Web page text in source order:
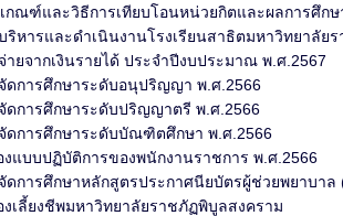
กณฑ์และวิธีการเทียบโอนหน่วยกิตและผลการศึกษ
ริหารและดำเนินงานโรงเรียนสาธิตมหาวิทยาลัย
ยจากเงินรายได้ ประจำปีงบประมาณ พ.ศ.2567
ดการศึกษาระดับอนุปริญญา พ.ศ.2566
ดการศึกษาระดับปริญญาตรี พ.ศ.2566
ดการศึกษาระดับบัณฑิตศึกษา พ.ศ.2566
งแบบปฏิบัติการของพนักงานราชการ พ.ศ.2566
ดการศึกษาหลักสูตรประกาศนียบัตรผู้ช่วยพยาบาล
เลี้ยงชีพมหาวิทยาลัยราชภัฏพิบูลสงคราม